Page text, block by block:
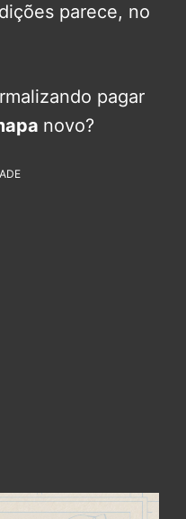
parece, no
pagar
novo?